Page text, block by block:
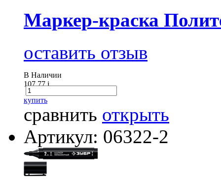
Маркер-краска
оставить отзыв
В Наличии
107.77i
купить
сравнить открыть
Артикул: 06322-2